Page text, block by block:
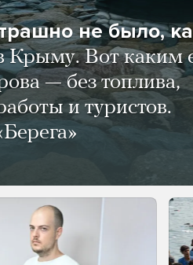
не было,
Крыму. Вот каким
— без топлива,
и туристов.